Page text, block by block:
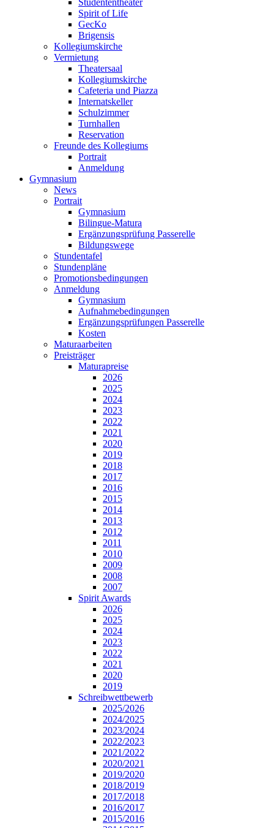
Studententheater
Spirit of Life
GecKo
Brigensis
Kollegiumskirche
Vermietung
Theatersaal
Kollegiumskirche
Cafeteria und Piazza
Internatskeller
Schulzimmer
Turnhallen
Reservation
Freunde des Kollegiums
Portrait
Anmeldung
Gymnasium
News
Portrait
Gymnasium
Bilingue-Matura
Ergänzungsprüfung Passerelle
Bildungswege
Stundentafel
Stundenpläne
Promotionsbedingungen
Anmeldung
Gymnasium
Aufnahmebedingungen
Ergänzungsprüfungen Passerelle
Kosten
Maturaarbeiten
Preisträger
Maturapreise
2026
2025
2024
2023
2022
2021
2020
2019
2018
2017
2016
2015
2014
2013
2012
2011
2010
2009
2008
2007
Spirit Awards
2026
2025
2024
2023
2022
2021
2020
2019
Schreibwettbewerb
2025/2026
2024/2025
2023/2024
2022/2023
2021/2022
2020/2021
2019/2020
2018/2019
2017/2018
2016/2017
2015/2016